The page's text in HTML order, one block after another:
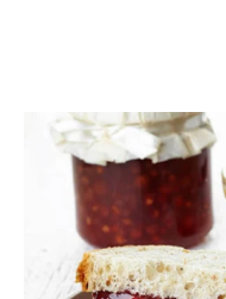
Brissette diz que é útil
para nos guiar na
precisamos nos
quando se trata da
opte por alimentos
prolongar sua vida. E